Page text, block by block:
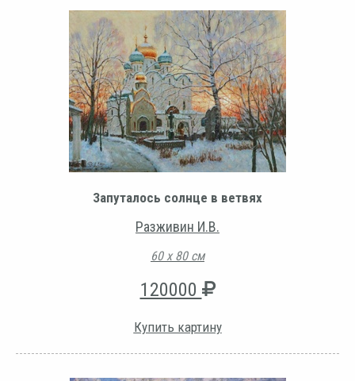
Запуталось солнце в ветвях
Разживин И.В.
60 х 80 см
120000
Купить картину